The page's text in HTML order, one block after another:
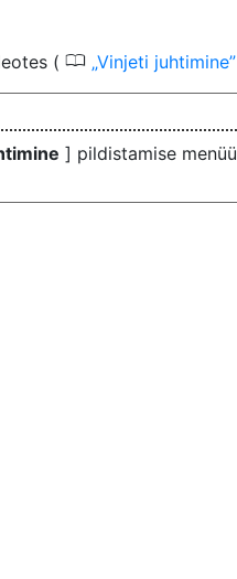
( 0 Vinjeti juhtimine
] pildistamise